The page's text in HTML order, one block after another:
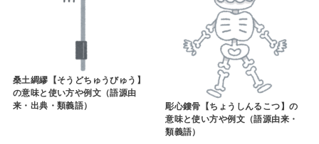
桑土綢繆【そうどちゅうびゅう】
の意味と使い方や例文（語源由
来・出典・類義語）
彫心鏤骨【ちょうしんるこつ】の
意味と使い方や例文（語源由来・
類義語）